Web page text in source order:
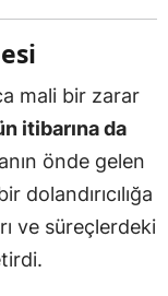
mali bir zarar
itibarına da
önde gelen
ve süreçlerdeki